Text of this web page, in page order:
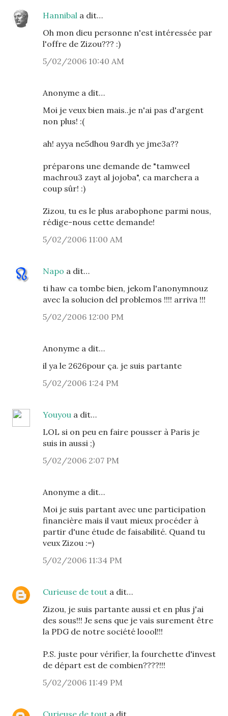
Hannibal a dit…
Oh mon dieu personne n'est intéressée par
l'offre de Zizou??? :)
5/02/2006 10:40 AM
Anonyme a dit…
Moi je veux bien mais..je n'ai pas d'argent
non plus! :(
ah! ayya ne5dhou 9ardh ye jme3a??
préparons une demande de "tamweel
machrou3 zayt al jojoba", ca marchera a
coup sûr! :)
Zizou, tu es le plus arabophone parmi nous,
rédige-nous cette demande!
5/02/2006 11:00 AM
Napo a dit…
ti haw ca tombe bien, jekom l'anonymnouz
avec la solucion del problemos !!!! arriva !!!
5/02/2006 12:00 PM
Anonyme a dit…
il ya le 2626pour ça. je suis partante
5/02/2006 1:24 PM
Youyou a dit…
LOL si on peu en faire pousser à Paris je
suis in aussi ;)
5/02/2006 2:07 PM
Anonyme a dit…
Moi je suis partant avec une participation
financière mais il vaut mieux procéder à
partir d'une étude de faisabilité. Quand tu
veux Zizou :=)
5/02/2006 11:34 PM
Curieuse de tout a dit…
Zizou, je suis partante aussi et en plus j'ai
des sous!!! Je sens que je vais surement être
la PDG de notre société loool!!!
P.S. juste pour vérifier, la fourchette d'invest
de départ est de combien????!!!
5/02/2006 11:49 PM
Curieuse de tout a dit…